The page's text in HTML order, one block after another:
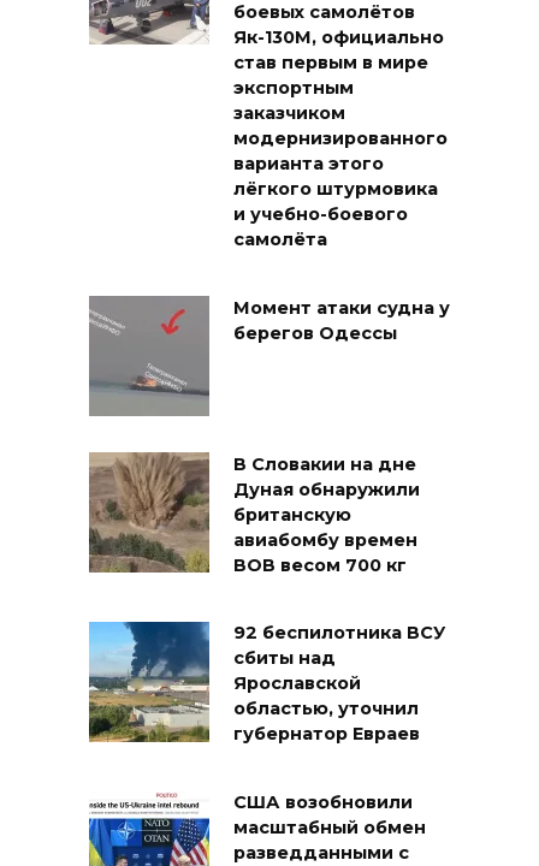
боевых самолётов
Як-130М, официально
став первым в мире
экспортным
заказчиком
модернизированного
варианта этого
лёгкого штурмовика
и учебно-боевого
самолёта
Момент атаки судна у
берегов Одессы
В Словакии на дне
Дуная обнаружили
британскую
авиабомбу времен
ВОВ весом 700 кг
92 беспилотника ВСУ
сбиты над
Ярославской
областью, уточнил
губернатор Евраев
США возобновили
масштабный обмен
разведданными с